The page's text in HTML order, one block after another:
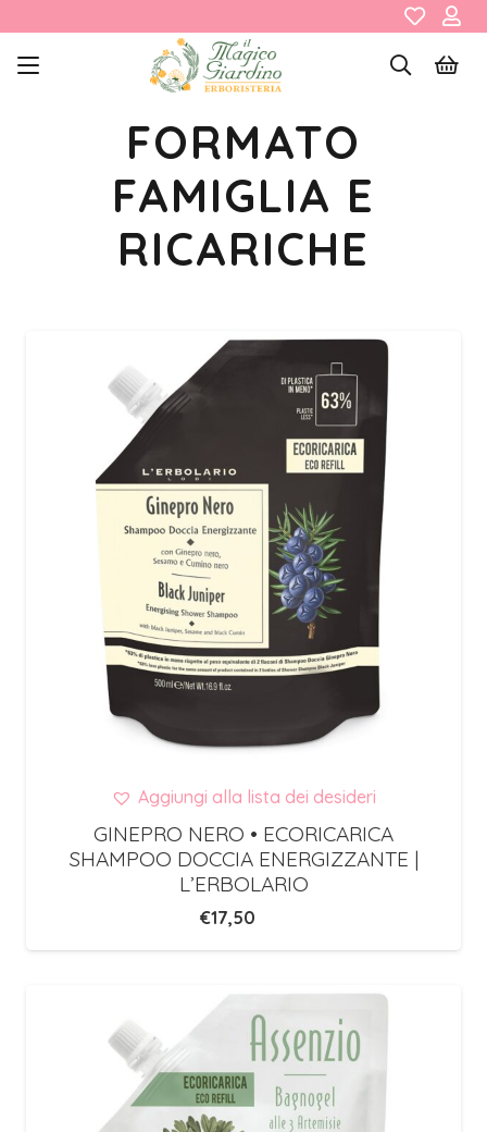
FORMATO
FAMIGLIA E
RICARICHE
Aggiungi alla lista dei desideri
GINEPRO NERO • ECORICARICA
SHAMPOO DOCCIA ENERGIZZANTE |
L’ERBOLARIO
€17,50